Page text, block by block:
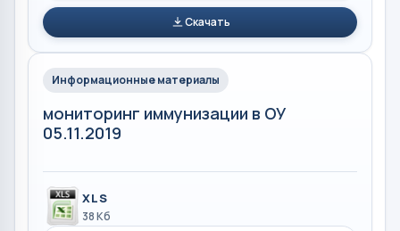
Скачать
Информационные материалы
мониторинг иммунизации в ОУ
05.11.2019
XLS
38 Кб